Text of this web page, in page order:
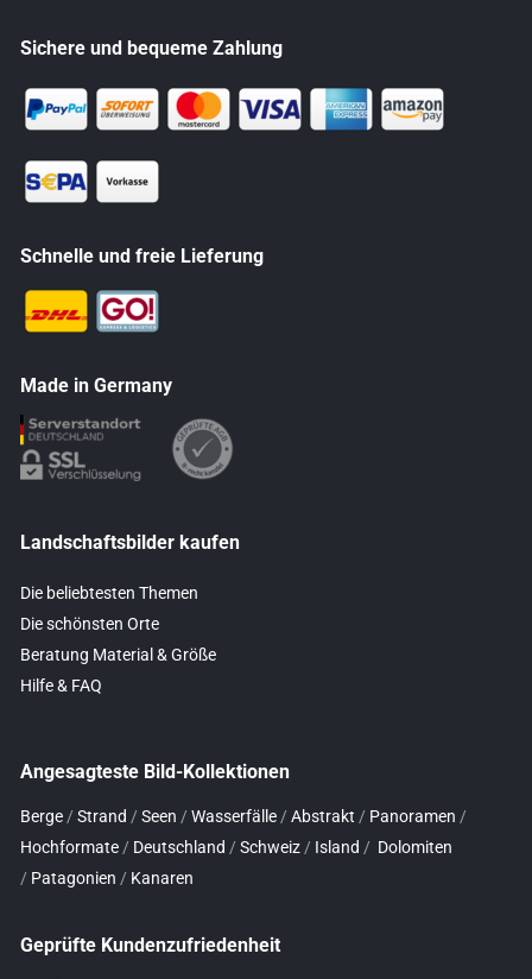
Sichere und bequeme Zahlung
Schnelle und freie Lieferung
Made in Germany
Landschaftsbilder kaufen
Die beliebtesten Themen
Die schönsten Orte
Beratung Material & Größe
Hilfe & FAQ
Angesagteste Bild-Kollektionen
Berge / Strand / Seen / Wasserfälle / Abstrakt / Panoramen /
Hochformate / Deutschland / Schweiz / Island / Dolomiten
/ Patagonien / Kanaren
Geprüfte Kundenzufriedenheit